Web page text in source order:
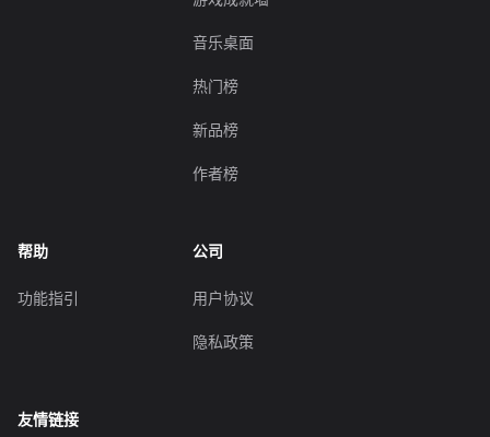
音乐桌面
热门榜
新品榜
作者榜
帮助
功能指引
公司
用户协议
隐私政策
友情链接